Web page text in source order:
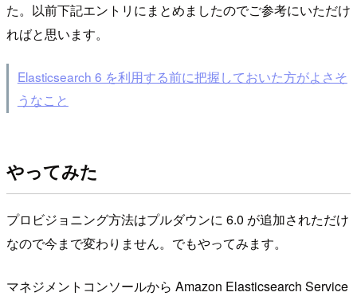
た。以前下記エントリにまとめましたのでご参考にいただけ
ればと思います。
Elasticsearch 6 を利用する前に把握しておいた方がよさそ
うなこと
やってみた
プロビジョニング方法はプルダウンに 6.0 が追加されただけ
なので今まで変わりません。でもやってみます。
マネジメントコンソールから Amazon Elasticsearch Service